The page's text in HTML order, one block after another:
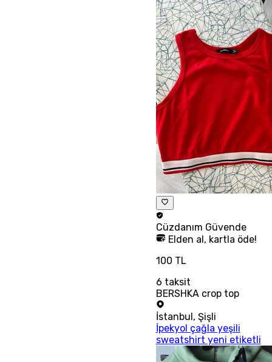
Cüzdanım Güvende
Elden al, kartla öde!
100 TL
6 taksit
BERSHKA crop top
İstanbul, Şişli
İpekyol çağla yeşili
sweatshirt yeni etiketli